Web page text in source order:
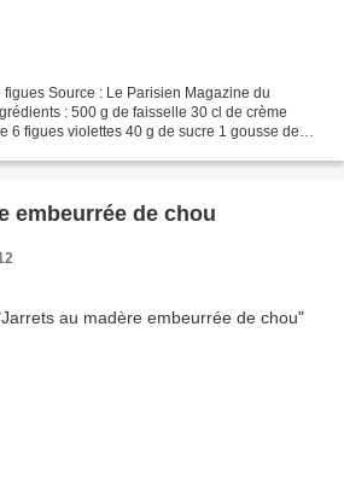
Source : Le Parisien Magazine du
: 500 g de faisselle 30 cl de crème
6 figues violettes 40 g de sucre 1 gousse de
embeurrée de chou